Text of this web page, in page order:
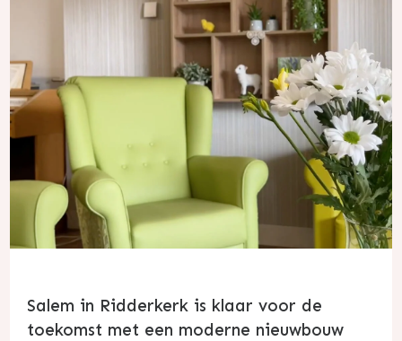
Salem in Ridderkerk is klaar voor de
toekomst met een moderne nieuwbouw